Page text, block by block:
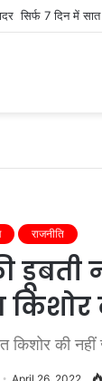
राजनीति
डूबती
की नहीं